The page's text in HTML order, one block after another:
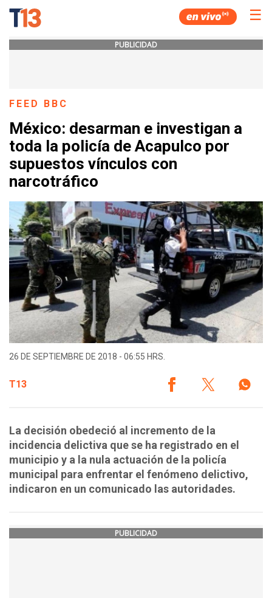
☰
PUBLICIDAD
FEED BBC
México: desarman e investigan a
toda la policía de Acapulco por
supuestos vínculos con
narcotráfico
26 DE SEPTIEMBRE DE 2018 - 06:55 HRS.
T13
La decisión obedeció al incremento de la
incidencia delictiva que se ha registrado en el
municipio y a la nula actuación de la policía
municipal para enfrentar el fenómeno delictivo,
indicaron en un comunicado las autoridades.
PUBLICIDAD